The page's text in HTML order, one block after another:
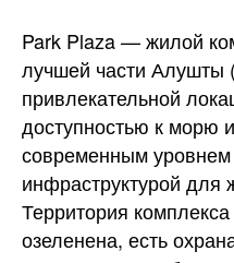
Park Plaza — жилой
лучшей части Алушты (
привлекательной
доступностью к морю
современным уровнем
инфраструктурой для
Территория
озеленена, есть